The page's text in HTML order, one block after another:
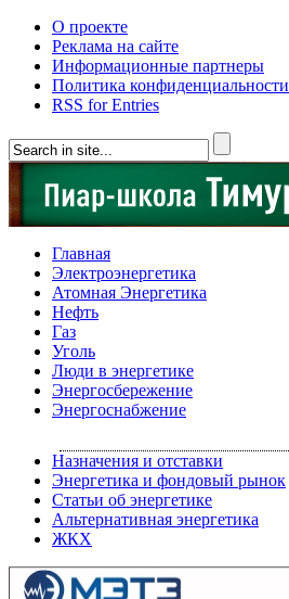
О проекте
Реклама на сайте
Информационные партнеры
Политика конфиденциальности
RSS for Entries
Главная
Электроэнергетика
Атомная Энергетика
Нефть
Газ
Уголь
Люди в энергетике
Энергосбережение
Энергоснабжение
Назначения и отставки
Энергетика и фондовый рынок
Статьи об энергетике
Альтернативная энергетика
ЖКХ